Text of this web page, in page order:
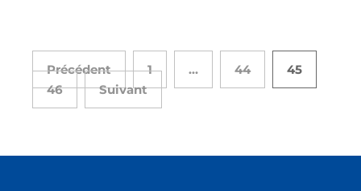
Précédent 1 … 44
45
46
Suivant